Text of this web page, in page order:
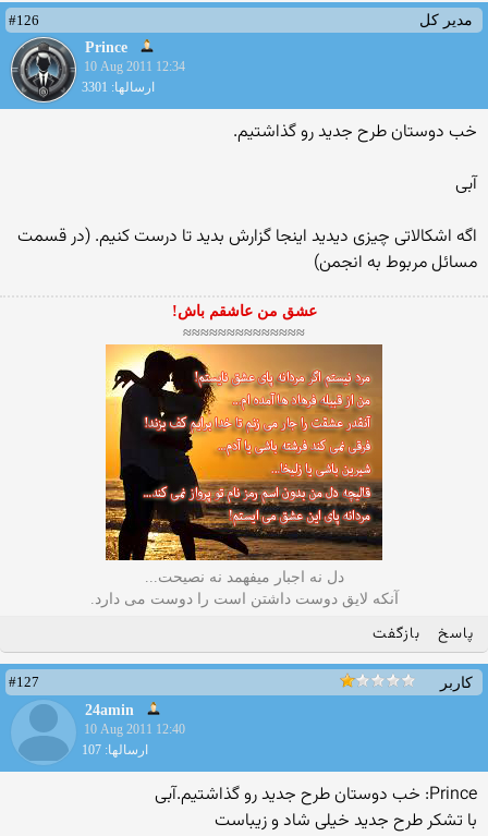
مدیر کل
#126
Prince
10 Aug 2011 12:34
ارسالها: 3301
خب دوستان طرح جدید رو گذاشتیم.
آبی
اگه اشكالاتی چیزی دیدید اینجا گزارش بدید تا درست كنیم. (در قسمت
مسائل مربوط به انجمن)
عشق من عاشقم باش!
≈≈≈≈≈≈≈≈≈≈≈≈≈≈
دل نه اجبار میفهمد نه نصیحت...
آنکه لایق دوست داشتن است را دوست می دارد.
پاسخ بازگفت
کاربر
#127
24amin
10 Aug 2011 12:40
ارسالها: 107
Prince: خب دوستان طرح جدید رو گذاشتیم.آبی
با تشكر طرح جدید خیلی شاد و زیباست